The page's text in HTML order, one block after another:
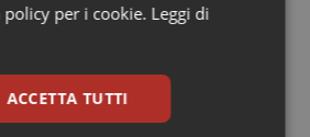
& Testa Collo
Farmaci
spesa farmaceutica sale a 39,3
(+6%). Prosegue il boom dei
per diabete e obesità e cala
per i cookie. Leggi di
ACCETTA TUTTI